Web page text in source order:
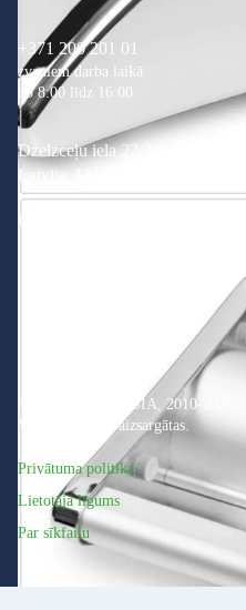
+371 200 201 01
zvaniem darba laikā
no 8:00 līdz 16:00
Dzelzceļu iela 22/24, Daugavpils,
Latvija, LV-5401
info@printonline.lv
© PRINT PLUS, SIA, 2010-2026
Visas tiesības ir aizsargātas.
Privātuma politika
Lietotāja līgums
Par sīkfailu